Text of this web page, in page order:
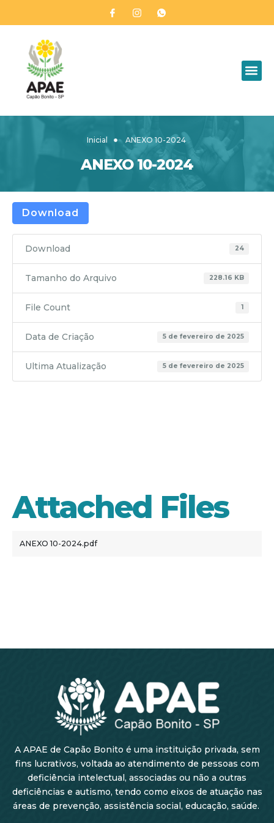
Inicial ANEXO 10-2024
ANEXO 10-2024
Download
Download 24
Tamanho do Arquivo 228.16 KB
File Count 1
Data de Criação 5 de fevereiro de 2025
Ultima Atualização 5 de fevereiro de 2025
Attached Files
ANEXO 10-2024.pdf
A APAE de Capão Bonito é uma instituição privada, sem
fins lucrativos, voltada ao atendimento de pessoas com
deficiência intelectual, associadas ou não a outras
deficiências e autismo, tendo como eixos de atuação nas
áreas de prevenção, assistência social, educação, saúde.